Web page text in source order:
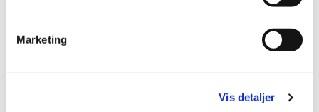
Marketing
Vis detaljer